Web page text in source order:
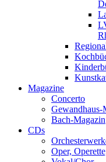
Magazine
Concerto
Gewandhaus-
Bach-Magazin
CDs
Oper,